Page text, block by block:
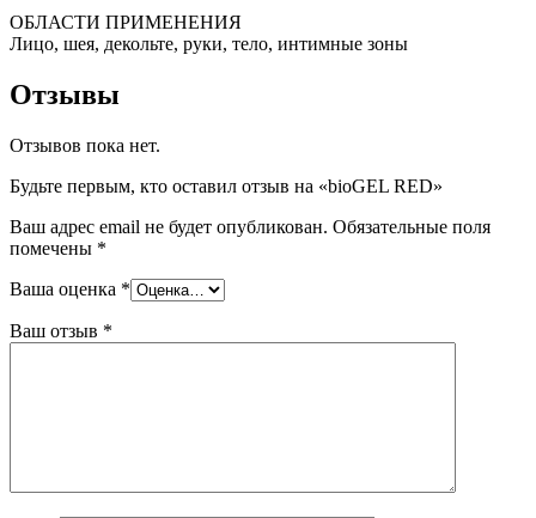
ОБЛАСТИ ПРИМЕНЕНИЯ
Лицо, шея, декольте, руки, тело, интимные зоны
Отзывы
Отзывов пока нет.
Будьте первым, кто оставил отзыв на «bioGEL RED»
Ваш адрес email не будет опубликован. Обязательные поля
помечены *
Ваша оценка *
Ваш отзыв *